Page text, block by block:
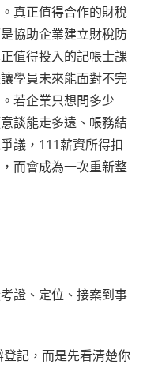
真正值得合作的財稅
協助企業建立財稅防
值得投入的記帳士課
學員未來能面對不完
若企業只想問多少
談能走多遠、帳務結
議，111薪資所得扣
而會成為一次重新整
證、定位、接案到事
記，而是先看清楚你